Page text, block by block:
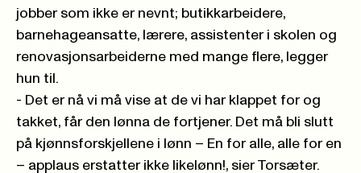
jobber som ikke er nevnt; butikkarbeidere,
barnehageansatte, lærere, assistenter i skolen og
renovasjonsarbeiderne med mange flere, legger
hun til.
- Det er nå vi må vise at de vi har klappet for og
takket, får den lønna de fortjener. Det må bli slutt
på kjønnsforskjellene i lønn – En for alle, alle for en
– applaus erstatter ikke likelønn!, sier Torsæter.